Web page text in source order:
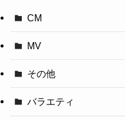
CM
MV
その他
バラエティ